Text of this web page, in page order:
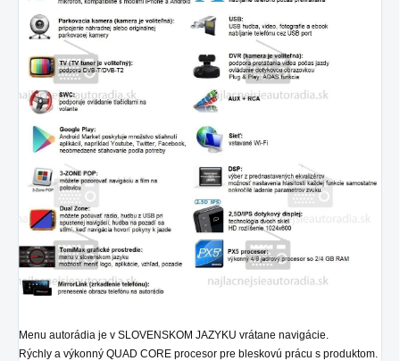
Menu autorádia je v SLOVENSKOM JAZYKU vrátane navigácie.
Rýchly a výkonný QUAD CORE procesor pre bleskovú prácu s produktom.